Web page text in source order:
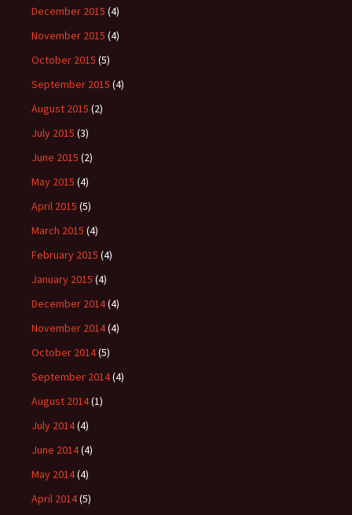
December 2015 (4)
November 2015 (4)
October 2015 (5)
September 2015 (4)
August 2015 (2)
July 2015 (3)
June 2015 (2)
May 2015 (4)
April 2015 (5)
March 2015 (4)
February 2015 (4)
January 2015 (4)
December 2014(4)
November 2014(4)
October 2014(5)
September 2014(4)
August 2014(1)
July 2014(4)
June 2014(4)
May 2014(4)
April 2014(5)